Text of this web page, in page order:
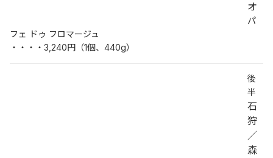
オ
パ
フェ ドゥ フロマージュ
・・・・3,240円（1個、440g）
後
半
石
狩
／
森